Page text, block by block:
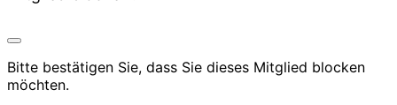
Bitte bestätigen Sie, dass Sie dieses Mitglied blocken
möchten.